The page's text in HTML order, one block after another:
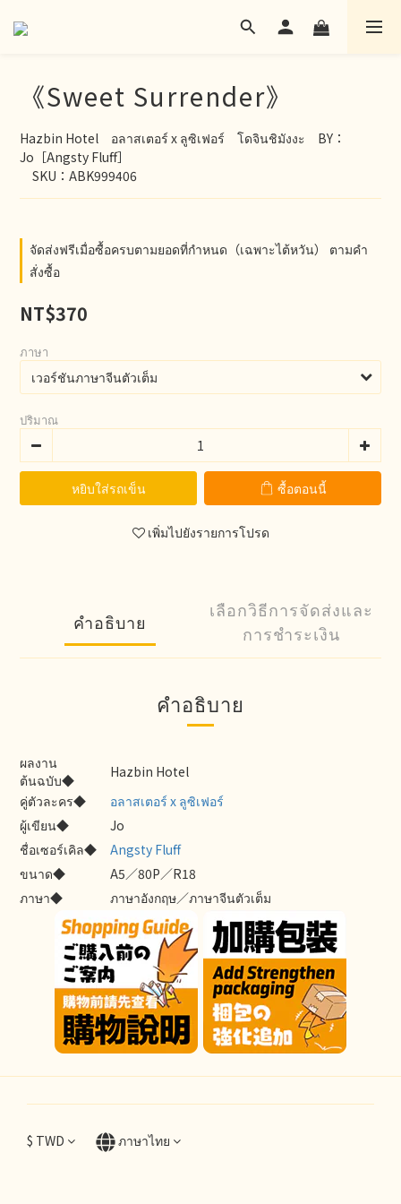
《Sweet Surrender》
Hazbin Hotel　อลาสเตอร์ x ลูซิเฟอร์　โดจินชิมังงะ　BY：
Jo［Angsty Fluff］
SKU：ABK999406
จัดส่งฟรีเมื่อซื้อครบตามยอดที่กำหนด（เฉพาะไต้หวัน） ตามคำ
สั่งซื้อ
NT$370
ภาษา
ปริมาณ
หยิบใส่รถเข็น ซื้อตอนนี้
เพิ่มไปยังรายการโปรด
คำอธิบาย
เลือกวิธีการจัดส่งและ
การชำระเงิน
คำอธิบาย
ผลงาน
ต้นฉบับ◆
Hazbin Hotel
คู่ตัวละคร◆
อลาสเตอร์ x ลูซิเฟอร์
ผู้เขียน◆
Jo
ชื่อเซอร์เคิล◆
Angsty Fluff
ขนาด◆
A5／80P／R18
ภาษา◆
ภาษาอังกฤษ／ภาษาจีนตัวเต็ม
$ TWD ภาษาไทย